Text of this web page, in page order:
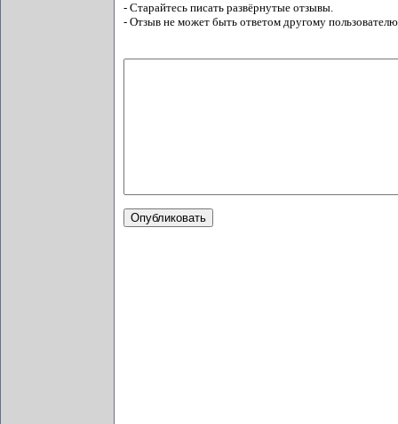
- Старайтесь писать развёрнутые отзывы.
- Отзыв не может быть ответом другому